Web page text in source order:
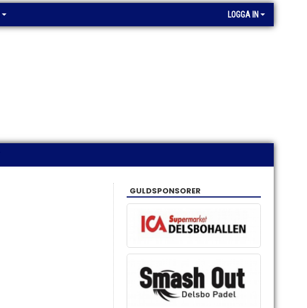
LOGGA IN
GULDSPONSORER